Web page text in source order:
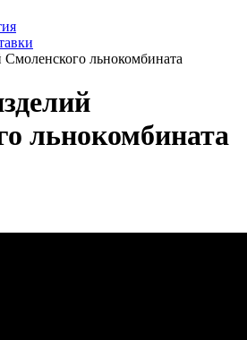
льнокомбината
льнокомбината